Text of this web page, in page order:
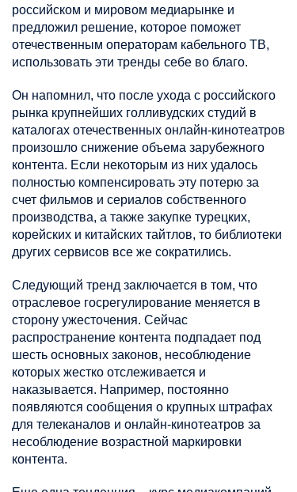
российском и мировом медиарынке и
предложил решение, которое поможет
отечественным операторам кабельного ТВ,
использовать эти тренды себе во благо.
Он напомнил, что после ухода с российского
рынка крупнейших голливудских студий в
каталогах отечественных онлайн-кинотеатров
произошло снижение объема зарубежного
контента. Если некоторым из них удалось
полностью компенсировать эту потерю за
счет фильмов и сериалов собственного
производства, а также закупке турецких,
корейских и китайских тайтлов, то библиотеки
других сервисов все же сократились.
Следующий тренд заключается в том, что
отраслевое госрегулирование меняется в
сторону ужесточения. Сейчас
распространение контента подпадает под
шесть основных законов, несоблюдение
которых жестко отслеживается и
наказывается. Например, постоянно
появляются сообщения о крупных штрафах
для телеканалов и онлайн-кинотеатров за
несоблюдение возрастной маркировки
контента.